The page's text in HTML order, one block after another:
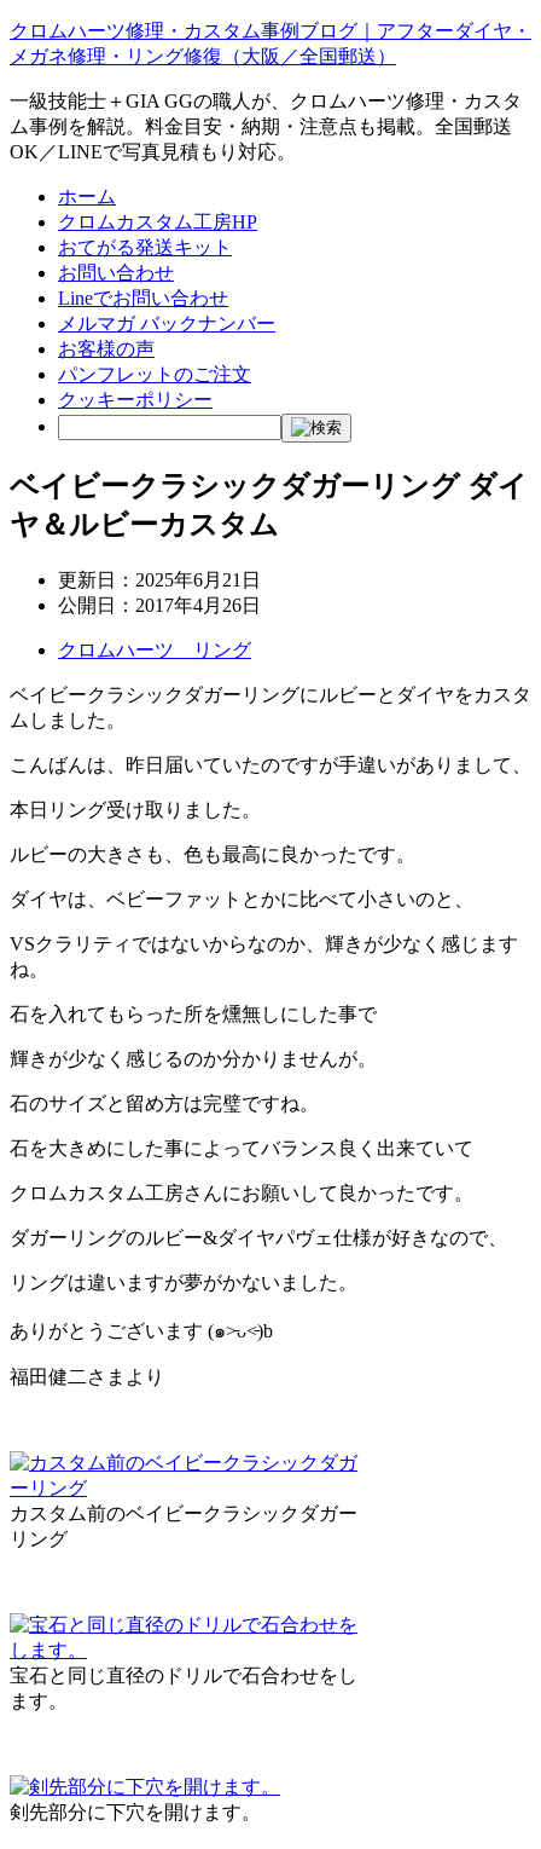
クロムハーツ修理・カスタム事例ブログ｜アフターダイヤ・
メガネ修理・リング修復（大阪／全国郵送）
一級技能士＋GIA GGの職人が、クロムハーツ修理・カスタ
ム事例を解説。料金目安・納期・注意点も掲載。全国郵送
OK／LINEで写真見積もり対応。
ホーム
クロムカスタム工房HP
おてがる発送キット
お問い合わせ
Lineでお問い合わせ
メルマガ バックナンバー
お客様の声
パンフレットのご注文
クッキーポリシー
ベイビークラシックダガーリング ダイ
ヤ＆ルビーカスタム
更新日： 2025年6月21日
公開日： 2017年4月26日
クロムハーツ リング
ベイビークラシックダガーリングにルビーとダイヤをカスタ
ムしました。
こんばんは、昨日届いていたのですが手違いがありまして、
本日リング受け取りました。
ルビーの大きさも、色も最高に良かったです。
ダイヤは、ベビーファットとかに比べて小さいのと、
VSクラリティではないからなのか、輝きが少なく感じます
ね。
石を入れてもらった所を燻無しにした事で
輝きが少なく感じるのか分かりませんが。
石のサイズと留め方は完璧ですね。
石を大きめにした事によってバランス良く出来ていて
クロムカスタム工房さんにお願いして良かったです。
ダガーリングのルビー&ダイヤパヴェ仕様が好きなので、
リングは違いますが夢がかないました。
ありがとうございます (๑˃̵ᴗ˂̵)b
福田健二さまより
カスタム前のベイビークラシックダガー
リング
宝石と同じ直径のドリルで石合わせをし
ます。
剣先部分に下穴を開けます。